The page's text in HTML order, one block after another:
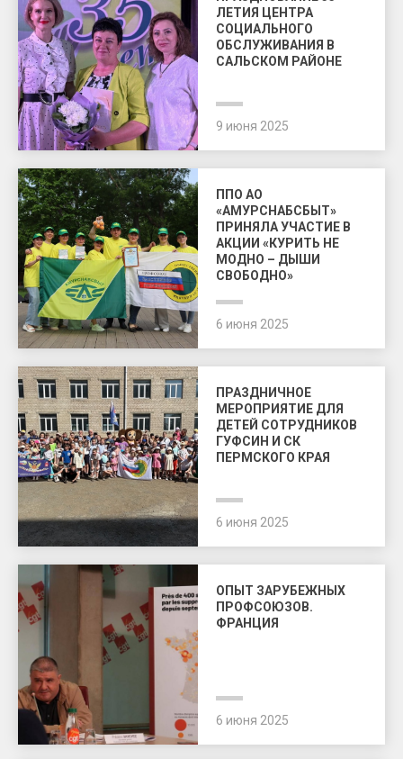
ЛЕТИЯ ЦЕНТРА
СОЦИАЛЬНОГО
ОБСЛУЖИВАНИЯ В
САЛЬСКОМ РАЙОНЕ
9 июня 2025
ППО АО
«АМУРСНАБСБЫТ»
ПРИНЯЛА УЧАСТИЕ В
АКЦИИ «КУРИТЬ НЕ
МОДНО – ДЫШИ
СВОБОДНО»
6 июня 2025
ПРАЗДНИЧНОЕ
МЕРОПРИЯТИЕ ДЛЯ
ДЕТЕЙ СОТРУДНИКОВ
ГУФСИН И СК
ПЕРМСКОГО КРАЯ
6 июня 2025
ОПЫТ ЗАРУБЕЖНЫХ
ПРОФСОЮЗОВ.
ФРАНЦИЯ
6 июня 2025